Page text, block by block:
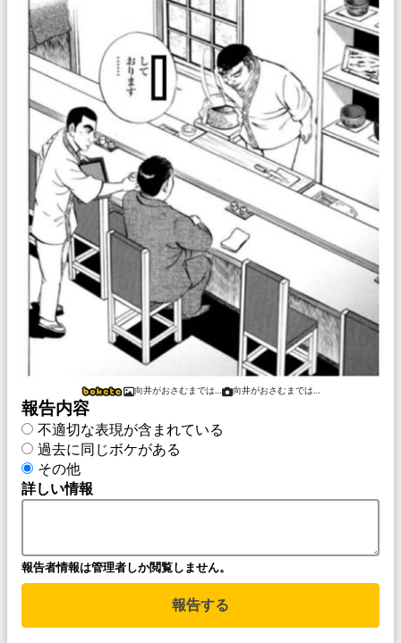
向井がおさむまでは… 向井がおさむまでは…
報告内容
不適切な表現が含まれている
過去に同じボケがある
その他
詳しい情報
報告者情報は管理者しか閲覧しません。
報告する